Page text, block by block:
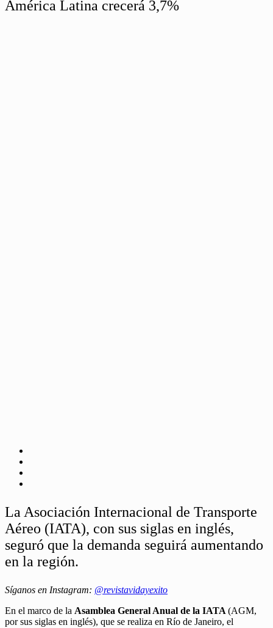
América Latina crecerá 3,7%
La Asociación Internacional de Transporte
Aéreo (IATA), con sus siglas en inglés,
seguró que la demanda seguirá aumentando
en la región.
Síganos en Instagram: @revistavidayexito
En el marco de la Asamblea General Anual de la IATA (AGM,
por sus siglas en inglés), que se realiza en Río de Janeiro, el